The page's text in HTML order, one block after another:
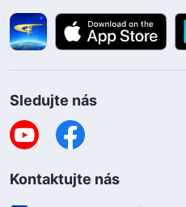
Sledujte nás
Kontaktujte nás